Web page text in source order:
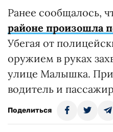
Ранее сообщалось,
районе произошла
Убегая от
оружием в руках
улице Малышка.
водитель и
Поделиться